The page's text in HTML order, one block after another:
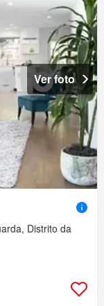
Ver foto
Distrito da